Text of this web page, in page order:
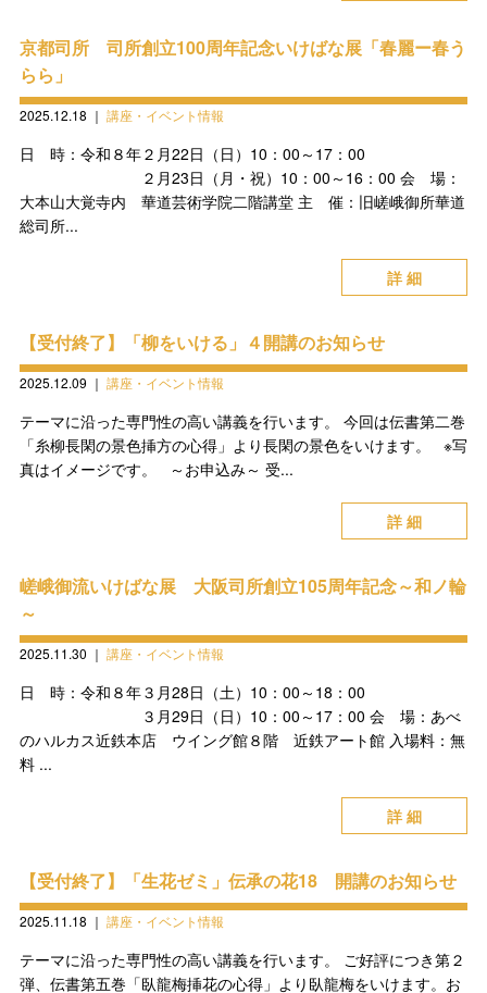
京都司所 司所創立100周年記念いけばな展「春麗ー春う
らら」
2025.12.18 ｜ 講座・イベント情報
日 時：令和８年２月22日（日）10：00～17：00
２月23日（月・祝）10：00～16：00 会 場：
大本山大覚寺内 華道芸術学院二階講堂 主 催：旧嵯峨御所華道
総司所...
詳 細
【受付終了】「柳をいける」４開講のお知らせ
2025.12.09 ｜ 講座・イベント情報
テーマに沿った専門性の高い講義を行います。 今回は伝書第二巻
「糸柳長閑の景色挿方の心得」より長閑の景色をいけます。 ※写
真はイメージです。 ～お申込み～ 受...
詳 細
嵯峨御流いけばな展 大阪司所創立105周年記念～和ノ輪
～
2025.11.30 ｜ 講座・イベント情報
日 時：令和８年３月28日（土）10：00～18：00
３月29日（日）10：00～17：00 会 場：あべ
のハルカス近鉄本店 ウイング館８階 近鉄アート館 入場料：無
料 ...
詳 細
【受付終了】「生花ゼミ」伝承の花18 開講のお知らせ
2025.11.18 ｜ 講座・イベント情報
テーマに沿った専門性の高い講義を行います。 ご好評につき第２
弾、伝書第五巻「臥龍梅挿花の心得」より臥龍梅をいけます。お